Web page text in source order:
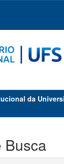
da
Busca